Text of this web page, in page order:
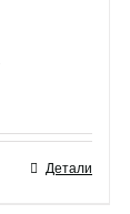
Детали